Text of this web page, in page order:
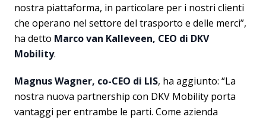
nostra piattaforma, in particolare per i nostri clienti
che operano nel settore del trasporto e delle merci”,
ha detto Marco van Kalleveen, CEO di DKV
Mobility.
Magnus Wagner, co-CEO di LIS, ha aggiunto: “La
nostra nuova partnership con DKV Mobility porta
vantaggi per entrambe le parti. Come azienda